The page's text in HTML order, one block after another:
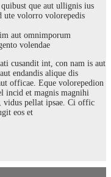
que aut ullignis ius
ute volorro volorepedis
aut omnimporum
volendae
cusandit int, con nam is aut
endandis alique dis
officae. Eque volorepedion
incid et magnis magnihi
vidus pellat ipsae. Ci offic
eos et